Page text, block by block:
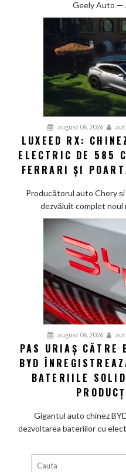
Geely Auto —
august 06, 2026
LUXEED RX:
ELECTRIC DE 585
FERRARI ȘI
Producătorul auto Chery
dezvăluit complet noul
august 06, 2026
PAS URIAȘ CĂTRE
BYD
BATERIILE
Gigantul auto chinez
dezvoltarea bateriilor cu